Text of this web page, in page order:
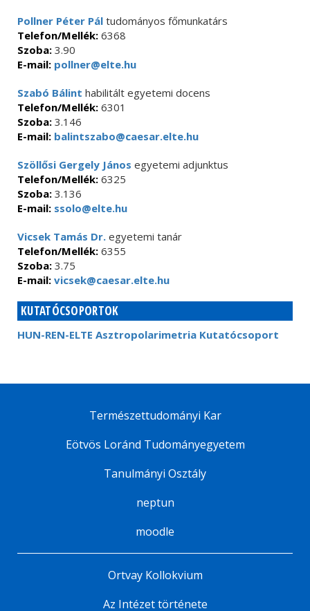
Pollner Péter Pál tudományos főmunkatárs
Telefon/Mellék: 6368
Szoba: 3.90
E-mail: pollner@elte.hu
Szabó Bálint habilitált egyetemi docens
Telefon/Mellék: 6301
Szoba: 3.146
E-mail: balintszabo@caesar.elte.hu
Szöllősi Gergely János egyetemi adjunktus
Telefon/Mellék: 6325
Szoba: 3.136
E-mail: ssolo@elte.hu
Vicsek Tamás Dr. egyetemi tanár
Telefon/Mellék: 6355
Szoba: 3.75
E-mail: vicsek@caesar.elte.hu
KUTATÓCSOPORTOK
HUN-REN-ELTE Asztropolarimetria Kutatócsoport
Természettudományi Kar
Eötvös Loránd Tudományegyetem
Tanulmányi Osztály
neptun
moodle
Ortvay Kollokvium
Az Intézet története